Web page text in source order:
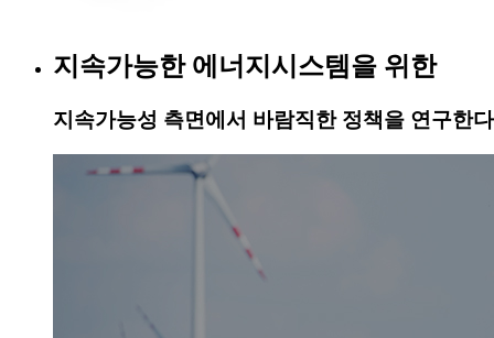
지속가능한 에너지시스템을 위한
지속가능성 측면에서 바람직한 정책을 연구한